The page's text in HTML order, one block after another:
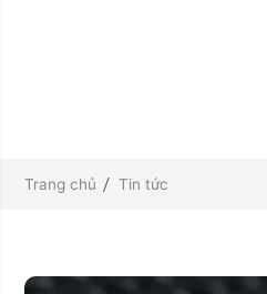
Trang chủ Tin tức